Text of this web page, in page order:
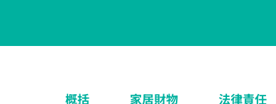
概括 家居財物 法律責任